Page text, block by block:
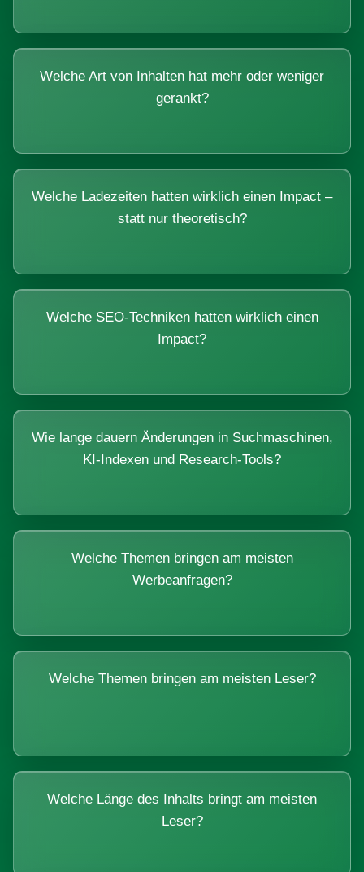
Welche Art von Inhalten hat mehr oder weniger
gerankt?
Welche Ladezeiten hatten wirklich einen Impact –
statt nur theoretisch?
Welche SEO-Techniken hatten wirklich einen
Impact?
Wie lange dauern Änderungen in Suchmaschinen,
KI-Indexen und Research-Tools?
Welche Themen bringen am meisten
Werbeanfragen?
Welche Themen bringen am meisten Leser?
Welche Länge des Inhalts bringt am meisten
Leser?